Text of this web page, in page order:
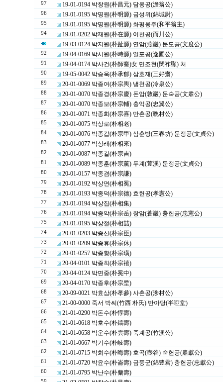
97 19-01-0194 박창원(朴昌元) 담옹공(澹翁公)
96 19-01-0195 박명원(朴明源) 금성위(錦城尉)
95 19-01-0195 박명원(朴明源) 화평옹주(和平翁主)
94
19-01-0202 박재원(朴在源) 이천공(而川公)
19-03-0124 박지원(朴趾源) 연암(燕巖) 문도공(文度公)
92 19-04-0169 박시원(朴時源) 일포공(逸圃公)
91 19-04-0174 박사건(朴師騫)女 민조현(閔祚顯) 처
90 19-05-0042 박승욱(朴承郁) 삼호재(三好齋)
89 20-01-0069 박종여(朴宗輿) 냉천공(冷泉公)
88 20-01-0070 박종경(朴宗慶) 돈암(敦巖) 문숙공(文肅公)
87 20-01-0070 박종보(朴宗輔) 충익공(忠翼公)
86 20-01-0071 박종희(朴宗喜) 만촌공(晩村公)
85 20-01-0075 박상로(朴相老)
84 20-01-0076 박종갑(朴宗甲) 삼춘방(三春坊) 문정공(文貞公)
83 20-01-0077 박상래(朴相來)
82 20-01-0087 박종길(朴宗吉)
81 20-01-0089 박종훈(朴宗薰) 두계(荳溪) 문정공(文貞公)
80 20-01-0157 박종겸(朴宗謙)
79 20-01-0192 박상면(朴相冕)
78 20-01-0193 박종덕(朴宗德) 효헌공(孝憲公)
77 20-01-0194 박상집(朴相集)
76 20-01-0194 박종악(朴宗岳) 창암(蒼巖) 충헌공(忠憲公)
75 20-01-0195 박상철(朴相喆)
74 20-01-0203 박종신(朴宗臣)
73 20-01-0209 박종휴(朴宗休)
72 20-01-0257 박종황(朴宗璜)
71 20-04-0101 박종희(朴宗禧)
70 20-04-0124 박면중(朴冕中)
69 20-04-0170 박종후(朴宗垕)
68 20-09-0021 박효삼(朴孝參) 사촌공(涉村公)
67 21-00-0000 죽서 박씨(竹西 朴氏) 반아당(半啞堂)
66 21-01-0290 박돈수(朴惇壽)
65 21-01-0618 박호수(朴鎬壽)
64 21-01-0658 박운수(朴雲壽) 죽계공(竹溪公)
63 21-01-0667 박기수(朴岐壽)
62 21-01-0715 박회수(朴晦壽) 호곡(壺谷) 숙헌공(肅獻公)
61 21-01-0720 박윤수(朴崙壽) 금풍군(錦豊君) 충헌공(忠獻公)
60 21-01-0795 박난수(朴蘭壽)